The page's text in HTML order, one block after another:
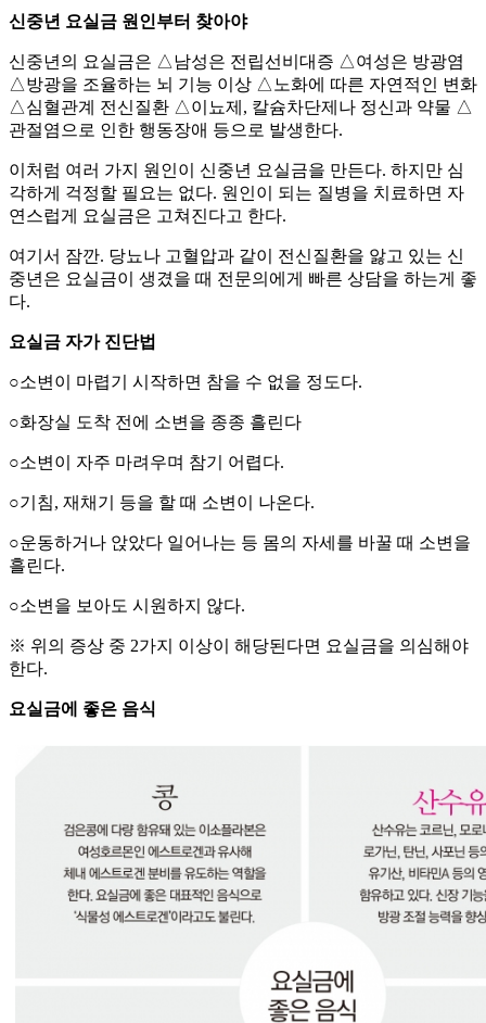
신중년 요실금 원인부터 찾아야
신중년의 요실금은 △남성은 전립선비대증 △여성은 방광염
△방광을 조율하는 뇌 기능 이상 △노화에 따른 자연적인 변화
△심혈관계 전신질환 △이뇨제, 칼슘차단제나 정신과 약물 △
관절염으로 인한 행동장애 등으로 발생한다.
이처럼 여러 가지 원인이 신중년 요실금을 만든다. 하지만 심
각하게 걱정할 필요는 없다. 원인이 되는 질병을 치료하면 자
연스럽게 요실금은 고쳐진다고 한다.
여기서 잠깐. 당뇨나 고혈압과 같이 전신질환을 앓고 있는 신
중년은 요실금이 생겼을 때 전문의에게 빠른 상담을 하는게 좋
다.
요실금 자가 진단법
○소변이 마렵기 시작하면 참을 수 없을 정도다.
○화장실 도착 전에 소변을 종종 흘린다
○소변이 자주 마려우며 참기 어렵다.
○기침, 재채기 등을 할 때 소변이 나온다.
○운동하거나 앉았다 일어나는 등 몸의 자세를 바꿀 때 소변을
흘린다.
○소변을 보아도 시원하지 않다.
※ 위의 증상 중 2가지 이상이 해당된다면 요실금을 의심해야
한다.
요실금에 좋은 음식